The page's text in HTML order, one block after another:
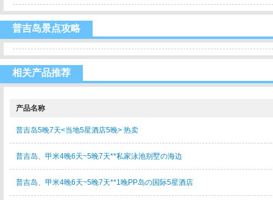
普吉岛景点攻略
相关产品推荐
产品名称
普吉岛5晚7天<当地5星酒店5晚> 热卖
普吉岛、甲米4晚6天~5晚7天**私家泳池别墅の海边
普吉岛、甲米4晚6天~5晚7天**1晚PP岛の国际5星酒店